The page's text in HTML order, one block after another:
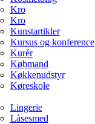
Kro
Kro
Kunstartikler
Kursus og konference
Kurér
Købmand
Køkkenudstyr
Køreskole
Lingerie
Låsesmed